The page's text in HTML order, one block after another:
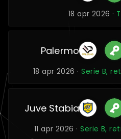
18 apr 2026 ·
Palermo
18 apr 2026 ·Serie B,
Juve Stabia
11 apr 2026 ·Serie B,